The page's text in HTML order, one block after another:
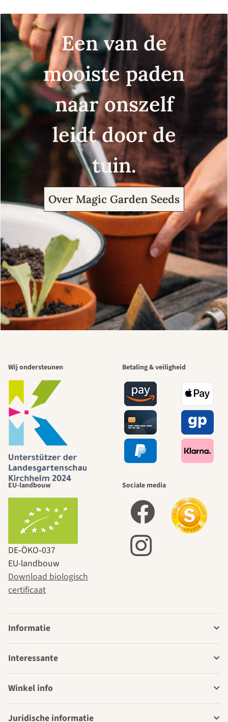
Een van de
mooiste paden
naar onszelf
leidt door de
tuin.
Over Magic Garden Seeds
Wij ondersteunen Betaling & veiligheid
EU-landbouw
DE‑ÖKO‑037
EU-landbouw
Download biologisch
certificaat
Sociale media
Informatie
Interessante
Winkel info
Juridische informatie